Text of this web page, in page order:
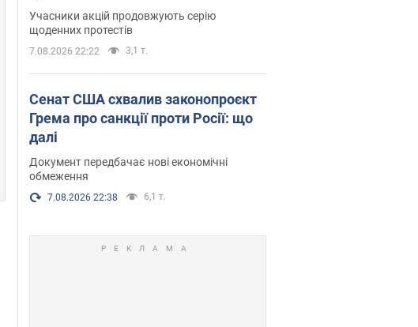
картонками. Фото і відео
Учасники акцій продовжують серію
щоденних протестів
7.08.2026 22:22 3,1 т.
Сенат США схвалив законопроєкт
Грема про санкції проти Росії: що
далі
Документ передбачає нові економічні
обмеження
7.08.2026 22:38 6,1 т.